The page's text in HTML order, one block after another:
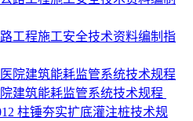
工程施工安全技术资料编制指
建筑能耗监管系统技术规程